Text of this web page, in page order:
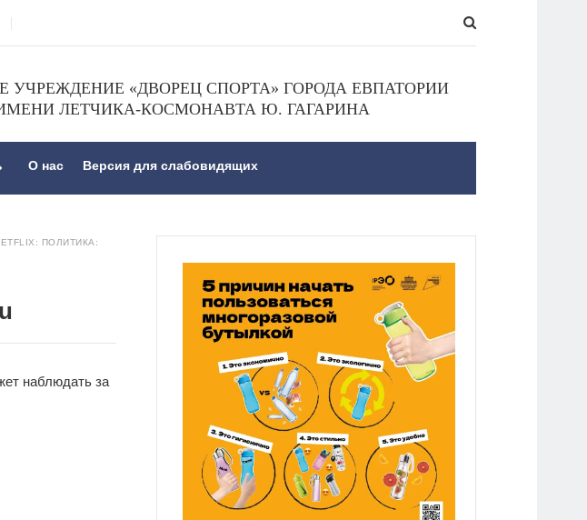
«ДВОРЕЦ СПОРТА» ГОРОДА ЕВПАТОРИИ
ЛЕТЧИКА-КОСМОНАВТА Ю. ГАГАРИНА
О нас Версия для слабовидящих
ПОЛИТИКА:
наблюдать за